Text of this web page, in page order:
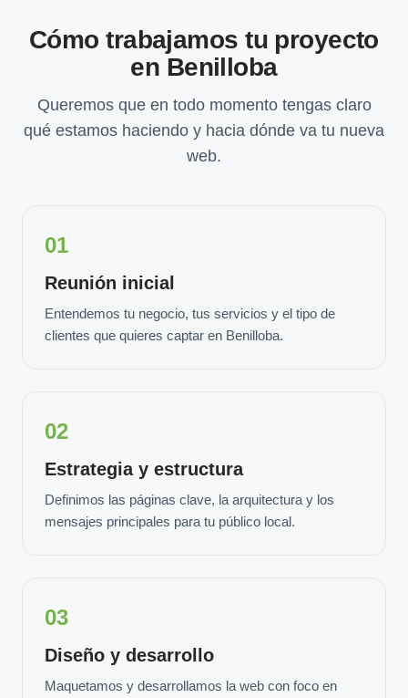
Cómo trabajamos tu proyecto
en Benilloba
Queremos que en todo momento tengas claro
qué estamos haciendo y hacia dónde va tu nueva
web.
01
Reunión inicial
Entendemos tu negocio, tus servicios y el tipo de
clientes que quieres captar en Benilloba.
02
Estrategia y estructura
Definimos las páginas clave, la arquitectura y los
mensajes principales para tu público local.
03
Diseño y desarrollo
Maquetamos y desarrollamos la web con foco en